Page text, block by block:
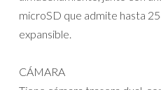
microSD que admite hasta
expansible.
CÁMARA